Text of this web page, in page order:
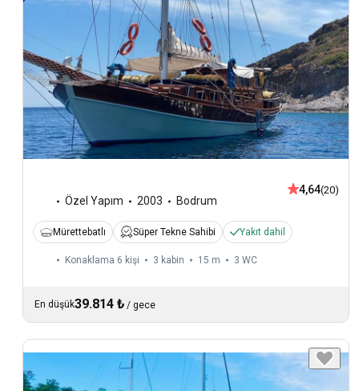
Özel Yapım 2003 Bodrum
4,64(20)
Mürettebatlı Süper Tekne Sahibi Yakıt dahil
Konaklama 6 kişi 3 kabin 15 m 3 WC
En düşük39.814 ₺ / gece